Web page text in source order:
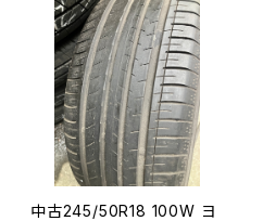
中古245/50R18 100W ヨ